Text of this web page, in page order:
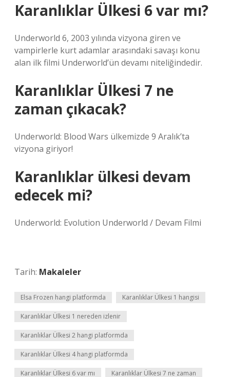
Karanlıklar Ülkesi 6 var mı?
Underworld 6, 2003 yılında vizyona giren ve
vampirlerle kurt adamlar arasındaki savaşı konu
alan ilk filmi Underworld’ün devamı niteliğindedir.
Karanlıklar Ülkesi 7 ne
zaman çıkacak?
Underworld: Blood Wars ülkemizde 9 Aralık’ta
vizyona giriyor!
Karanlıklar ülkesi devam
edecek mi?
Underworld: Evolution Underworld / Devam Filmi
Tarih: Makaleler
Elsa Frozen hangi platformda Karanlıklar Ülkesi 1 hangisi
Karanlıklar Ülkesi 1 nereden izlenir
Karanlıklar Ülkesi 2 hangi platformda
Karanlıklar Ülkesi 4 hangi platformda
Karanlıklar Ülkesi 6 var mı Karanlıklar Ülkesi 7 ne zaman